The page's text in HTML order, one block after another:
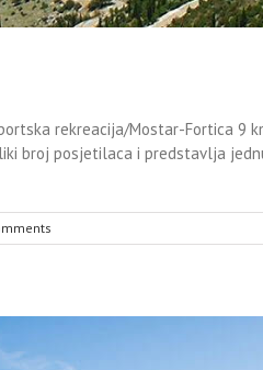
rekreacija/Mostar-Fortica 9
broj posjetilaca i predstavlja